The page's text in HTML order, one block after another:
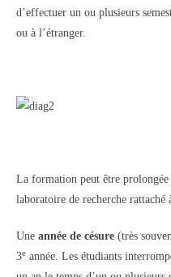
d’effectuer un ou plusieurs
ou à l’étranger.
La formation peut être
laboratoire de recherche
Une année de césure (très
3e année. Les étudiants